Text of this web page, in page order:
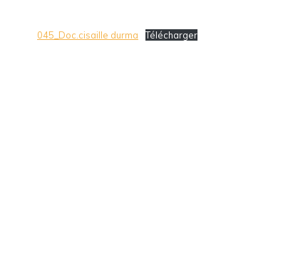
045_Doc.cisaille durma Télécharger